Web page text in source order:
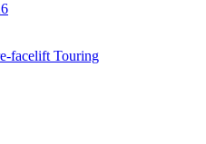
facelift Touring